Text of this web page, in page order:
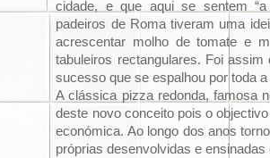
cidade, e que aqui se sentem
padeiros de Roma tiveram uma
acrescentar molho de tomate e
tabuleiros rectangulares. Foi
sucesso que se espalhou por toda a
A clássica pizza redonda, famosa
deste novo conceito pois o
económica. Ao longo dos anos
próprias desenvolvidas e